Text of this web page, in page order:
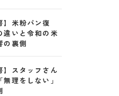
】米粉パン復
違いと令和の米
の裏側
】スタッフさん
理をしない」